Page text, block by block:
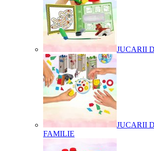
JUCARII
JUCARII
FAMILIE